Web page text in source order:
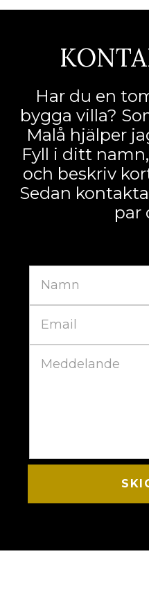
Har du en
bygga villa?
Malå hjälper
Fyll i ditt
och beskriv
Sedan
par